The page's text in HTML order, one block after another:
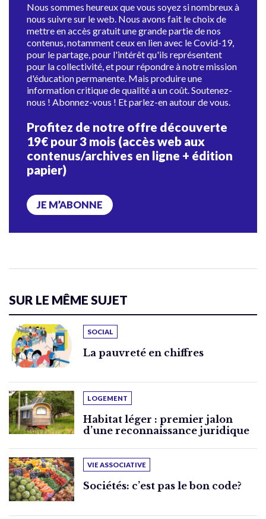
Nous sommes heureux que vous soyez si nombreux à
nous suivre sur le web. Nous avons fait le choix de
mettre en accès gratuit une grande partie de nos
contenus, notamment ceux en lien avec le Covid-19,
pour le partage, pour l'intérêt qu'ils représentent
pour la collectivité, et pour répondre à notre mission
d'éducation permanente. Mais produire une
information critique de qualité a un coût. Soutenez-
nous ! Abonnez-vous ! Et parlez-en autour de vous.
Profitez de notre offre découverte
19€ pour 3 mois (accès web aux
contenus/archives en ligne + édition
papier)
JE M’ABONNE
SUR LE MÊME SUJET
SOCIAL
La pauvreté en chiffres
LOGEMENT
Habitat léger : premier jalon
d’une reconnaissance juridique
VIE ASSOCIATIVE
Sociétés: c’est pas le bon code?